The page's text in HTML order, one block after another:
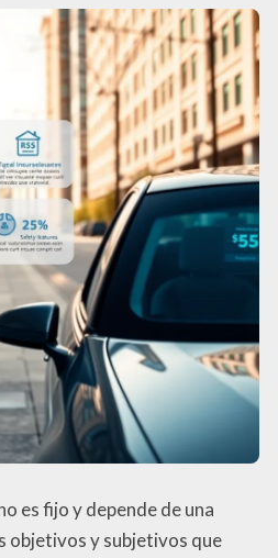
es fijo y depende de una
objetivos y subjetivos que